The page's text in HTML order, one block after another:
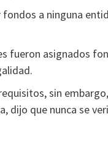
a ninguna
fueron asignados
sin
dijo que nunca se